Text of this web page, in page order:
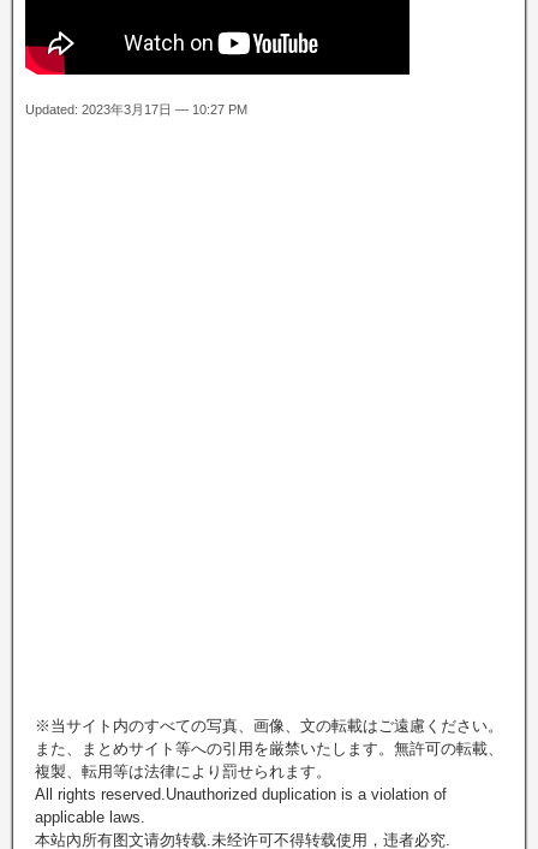
Updated: 2023年3月17日 — 10:27 PM
※当サイト内のすべての写真、画像、文の転載はご遠慮ください。
また、まとめサイト等への引用を厳禁いたします。無許可の転載、
複製、転用等は法律により罰せられます。
All rights reserved.Unauthorized duplication is a violation of
applicable laws.
本站內所有图文请勿转载.未经许可不得转载使用，违者必究.